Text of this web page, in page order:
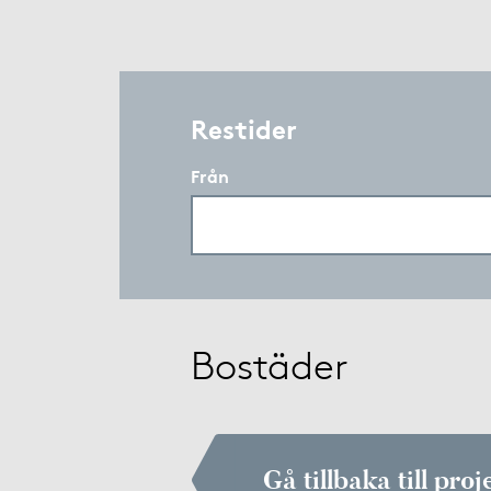
Restider
Från
Bostäder
Gå tillbaka till